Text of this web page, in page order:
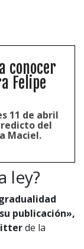
conocer
Felipe
11 de abril
del
Maciel.
ley?
publicación»,
de la